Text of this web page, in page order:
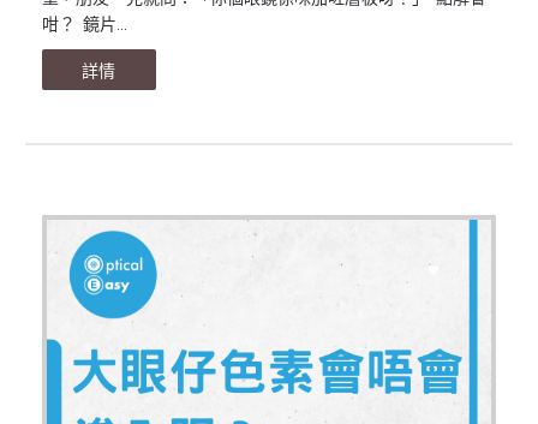
咁？ 鏡片...
詳情